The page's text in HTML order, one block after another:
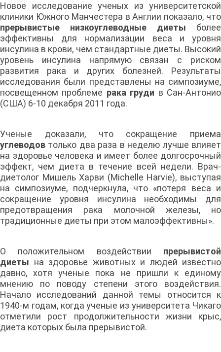
Новое исследование ученых из университетской
клиники Южного Манчестера в Англии показало, что
прерывистые низкоуглеводные диеты более
эффективны для нормализации веса и уровня
инсулина в крови, чем стандартные диеты. Высокий
уровень инсулина напрямую связан с риском
развития рака и других болезней. Результаты
исследования были представлены на симпозиуме,
посвещенном проблеме рака груди в Сан-Антонио
(США) 6-10 декабря 2011 года.
Ученые доказали, что сокращение приема
углеводов только два раза в неделю лучше влияет
на здоровье человека и имеет более долгосрочный
эффект, чем диета в течение всей недели. Врач-
диетолог Мишель Харви (Michelle Harvie), выступая
на симпозиуме, подчеркнула, что «потеря веса и
сокращение уровня инсулина необходимы для
предотвращения рака молочной железы, но
традиционные диеты при этом малоэффективны».
О положительном воздействии прерывистой
диеты на здоровье животных и людей известно
давно, хотя ученые пока не пришли к единому
мнению по поводу степени этого воздействия.
Начало исследований данной темы относится к
1940-м годам, когда ученые из университета Чикаго
отметили рост продолжительности жизни крыс,
диета которых была прерывистой.